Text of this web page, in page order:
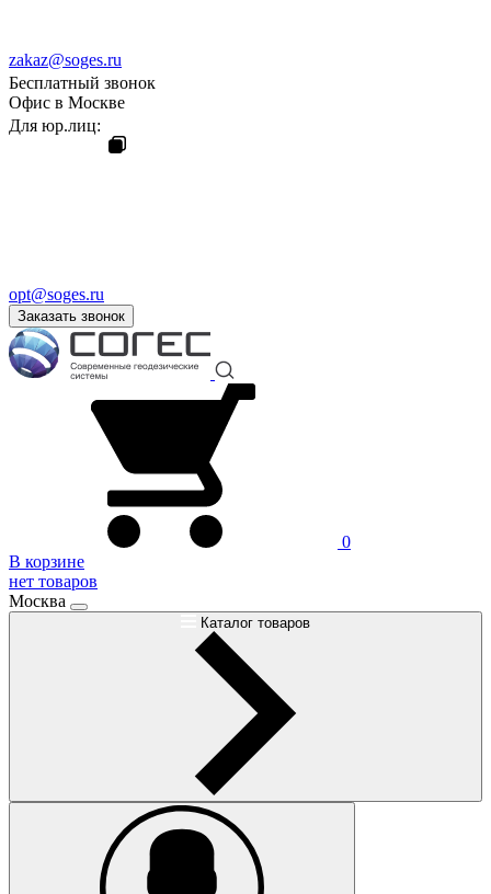
zakaz@soges.ru
Бесплатный звонок
Офис в Москве
Для юр.лиц:
opt@soges.ru
Заказать звонок
0
В корзине
нет товаров
Москва
Каталог товаров